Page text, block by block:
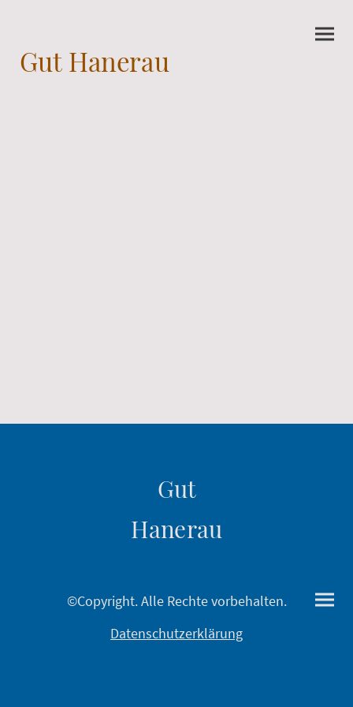
Gut Hanerau
Gut
Hanerau
©Copyright. Alle Rechte vorbehalten.
Datenschutzerklärung